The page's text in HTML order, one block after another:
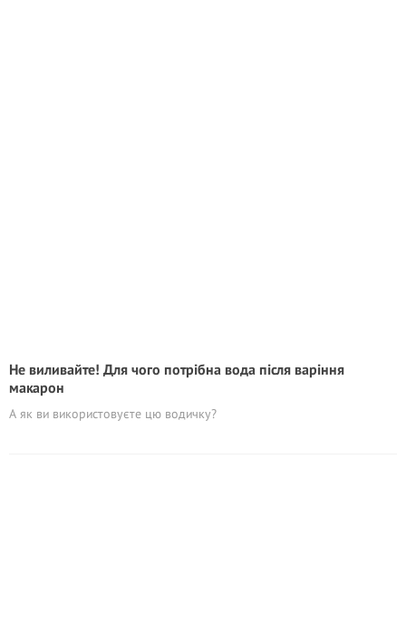
Не виливайте! Для чого потрібна вода після варіння
макарон
А як ви використовуєте цю водичку?